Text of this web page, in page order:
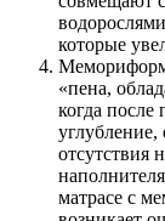
которые
«пена,
когда после
углубление,
отсутствия
матрасе с